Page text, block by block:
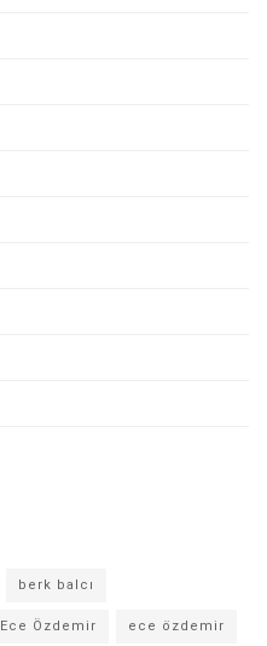
berk balcı
Ece Özdemir ece özdemir